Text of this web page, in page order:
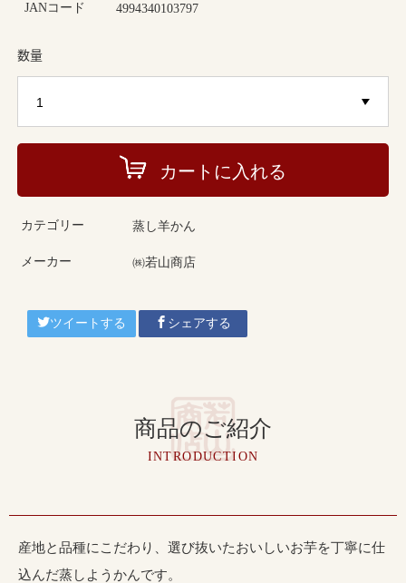
JANコード 4994340103797
数量
カートに入れる
カテゴリー 蒸し羊かん
メーカー ㈱若山商店
ツイートする シェアする
商品のご紹介
INTRODUCTION
産地と品種にこだわり、選び抜いたおいしいお芋を丁寧に仕
込んだ蒸しようかんです。